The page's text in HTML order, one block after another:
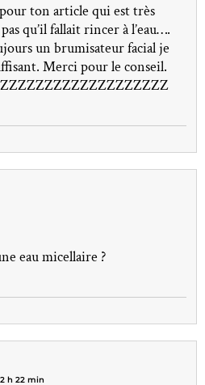
ton article qui est très
qu’il fallait rincer à l’eau….
un brumisateur facial je
Merci pour le conseil.
eau micellaire ?
h 22 min